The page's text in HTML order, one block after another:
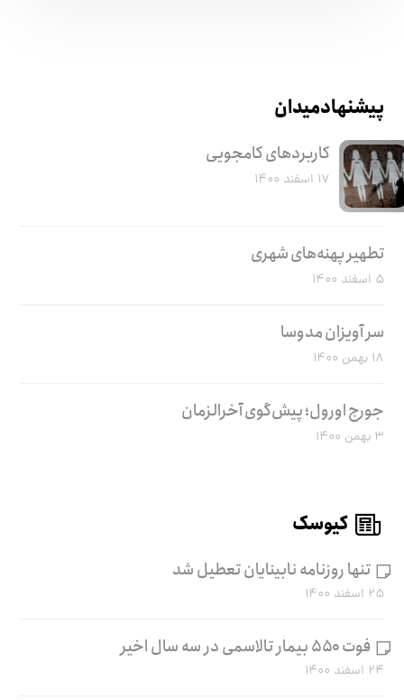
پیشنهاد میدان
کاربرد‌های کامجویی
۱۷ اسفند ۱۴۰۰
تطهیر پهنه‌های شهری
۵ اسفند ۱۴۰۰
سر آویزان مدوسا
۱۸ بهمن ۱۴۰۰
جورج اورول؛ پیش‌گوی آخرالزمان
۳ بهمن ۱۴۰۰
کیوسک
تنها روزنامه نابینایان تعطیل شد
۲۵ اسفند ۱۴۰۰
فوت ۵۵۰ بیمار تالاسمی در سه سال اخیر
۲۴ اسفند ۱۴۰۰